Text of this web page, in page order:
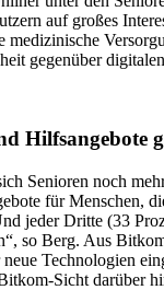
auf großes
medizinische
gegenüber
Hilfsangebote
Senioren noch
für Menschen,
jeder Dritte (33
so Berg. Aus
Technologien
Sicht darüber